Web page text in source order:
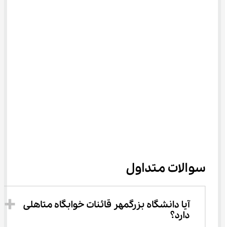
سوالات متداول
آیا دانشگاه بزرگمهر قائنات خوابگاه متاهلی
دارد؟